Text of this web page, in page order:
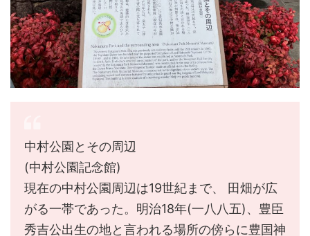
中村公園とその周辺
(中村公園記念館)
現在の中村公園周辺は19世紀まで、 田畑が広
がる一帯であった。明治18年(一八八五)、豊臣
秀吉公出生の地と言われる場所の傍らに豊国神